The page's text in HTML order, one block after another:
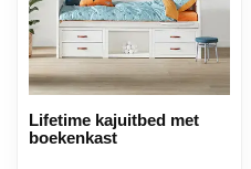
Lifetime kajuitbed met
boekenkast